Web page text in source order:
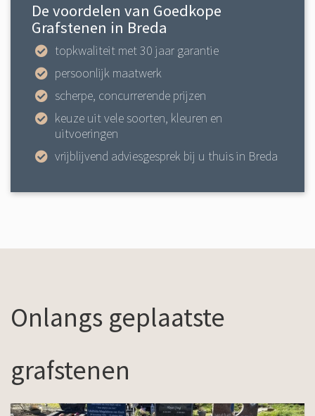
De voordelen van Goedkope
Grafstenen in Breda
topkwaliteit met 30 jaar garantie
persoonlijk maatwerk
scherpe, concurrerende prijzen
keuze uit vele soorten, kleuren en
uitvoeringen
vrijblijvend adviesgesprek bij u thuis in Breda
Onlangs geplaatste
grafstenen